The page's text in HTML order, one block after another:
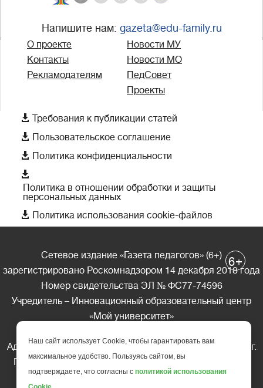
Напишите нам: gazeta@edu-family.ru
О проекте
Контакты
Рекламодателям
Новости МУ
Новости МО
ПедСовет
Проекты
 Требования к публикации статей
 Пользовательское соглашение
 Политика конфиденциальности

Политика в отношении обработки и защиты
персональных данных
 Политика использования cookie-файлов
Сетевое издание «Газета педагогов» (6+)
зарегистрировано Роскомнадзором 14 декабря 2018 года
Номер свидетельства ЭЛ № ФС77-74596
Учредитель – Инновационный образовательный центр
«Мой университет»
Адрес редакции: 185035 Россия, Республика Карелия, г.
Петрозаводск, ул. Фридриха Энгельса д.10, офис 211
Телефон редакции: +7 (499) 685-10-45
6+
Наш сайт использует Cookie, чтобы гарантировать вам
максимальное удобство. Пользуясь сайтом, вы
подтверждаете, что согласны с политикой использования